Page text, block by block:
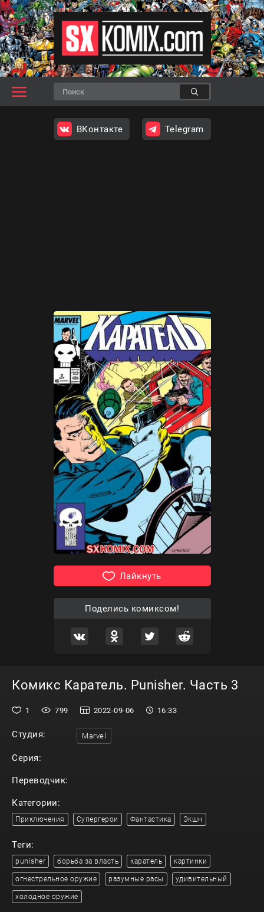
ВКонтакте Telegram
Лайкнуть
Поделись комиксом!
Комикс Каратель. Punisher. Часть 3
1 799 2022-09-06 16:33
Студия: Marvel
Серия:
Переводчик:
Категории:
Приключения Супергерои Фантастика Экшн
Теги:
punisher борьба за власть каратель картинки
огнестрельное оружие разумные расы удивительный
холодное оружие